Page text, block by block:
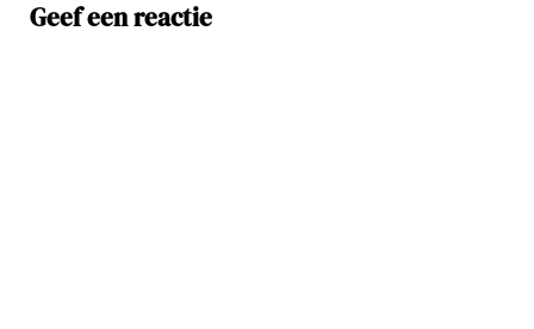
Geef een reactie